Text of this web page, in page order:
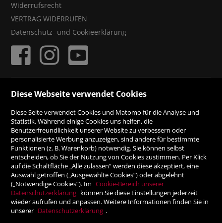
Widerrufsrecht
VERTRAG WIDERRUFEN
Datenschutz- und Cookieerklärung
ZAHLUNGSMÖGLICHKEITEN
Rechnung
Vorauskasse
SICHER ONLINE SHOPPEN!
Diese Webseite verwendet Cookies
Diese Seite verwendet Cookies und Matomo für die Analyse und
Statistik. Während einige Cookies uns helfen, die
Benutzerfreundlichkeit unserer Website zu verbessern oder
personalisierte Werbung anzuzeigen, sind andere für bestimmte
Funktionen (z. B. Warenkorb) notwendig. Sie können selbst
entscheiden, ob Sie der Nutzung von Cookies zustimmen. Per Klick
auf die Schaltfläche „Alle zulassen“ werden diese akzeptiert, eine
Auswahl getroffen („Ausgewählte Cookies“) oder abgelehnt
(„Notwendige Cookies“). Im Cookie-Bereich unserer
Datenschutzerklärung können Sie diese Einstellungen jederzeit
wieder aufrufen und anpassen. Weitere Informationen finden Sie in
unserer Datenschutzerklärung .